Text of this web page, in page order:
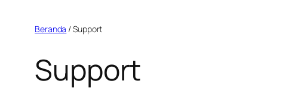
Beranda / Support
Support